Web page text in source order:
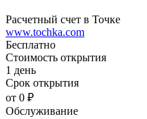
Расчетный счет в Точке
www.tochka.com
Бесплатно
Стоимость открытия
1 день
Срок открытия
от 0 ₽
Обслуживание